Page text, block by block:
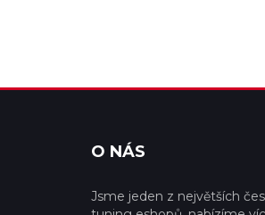
O NÁS
Jsme jeden z největších